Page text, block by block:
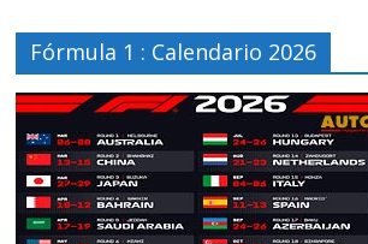
Fórmula 1 : Calendario 2026